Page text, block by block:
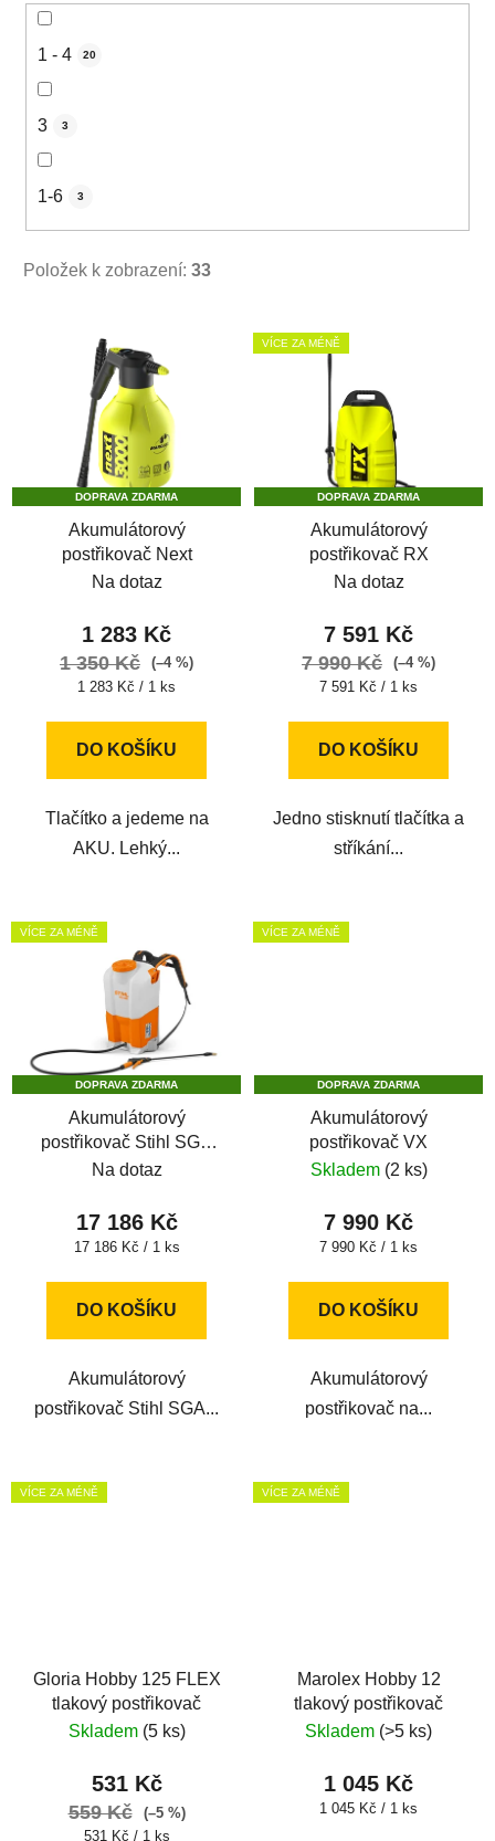
1 - 4 20
3 3
1-6 3
Položek k zobrazení: 33
r
DOPRAVA ZDARMA
Akumulátorový
postřikovač Next
Na dotaz
1 283 Kč
1 350 Kč
(–4 %)
Měrná
1 283 Kč / 1 ks
DO KOŠÍKU
Tlačítko a jedeme na
AKU. Lehký...
VÍCE ZA MÉNĚ
DOPRAVA ZDARMA
Akumulátorový
postřikovač RX
Na dotaz
7 591 Kč
7 990 Kč
(–4 %)
Měrná
7 591 Kč / 1 ks
DO KOŠÍKU
Jedno stisknutí tlačítka a
stříkání...
VÍCE ZA MÉNĚ
DOPRAVA ZDARMA
Akumulátorový
postřikovač Stihl SGA
85
Na dotaz
17 186 Kč
Měrná
17 186 Kč / 1 ks
DO KOŠÍKU
Akumulátorový
postřikovač Stihl SGA...
VÍCE ZA MÉNĚ
DOPRAVA ZDARMA
Akumulátorový
postřikovač VX
Skladem (2 ks)
7 990 Kč
Měrná
7 990 Kč / 1 ks
DO KOŠÍKU
Akumulátorový
postřikovač na...
VÍCE ZA MÉNĚ
Gloria Hobby 125 FLEX
tlakový postřikovač
Skladem (5 ks)
531 Kč
559 Kč
(–5 %)
Měrná
531 Kč / 1 ks
VÍCE ZA MÉNĚ
Marolex Hobby 12
tlakový postřikovač
Skladem (>5 ks)
1 045 Kč
Měrná
1 045 Kč / 1 ks